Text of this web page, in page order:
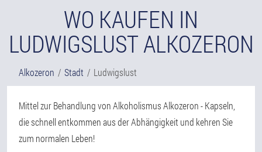
WO KAUFEN IN
LUDWIGSLUST ALKOZERON
Alkozeron Stadt Ludwigslust
Mittel zur Behandlung von Alkoholismus Alkozeron - Kapseln,
die schnell entkommen aus der Abhängigkeit und kehren Sie
zum normalen Leben!